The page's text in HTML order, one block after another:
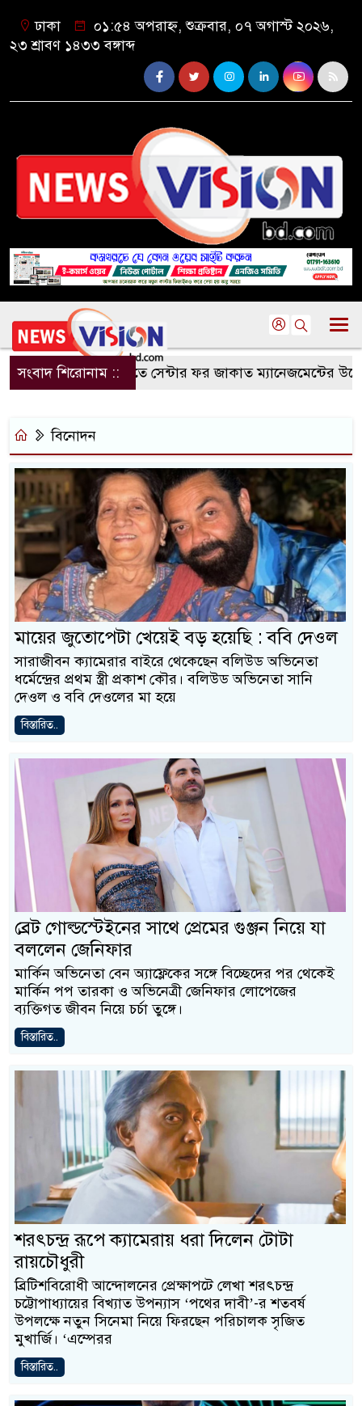
ঢাকা
০১:৫৪ অপরাহ্ন, শুক্রবার, ০৭ অগাস্ট ২০২৬,
২৩ শ্রাবণ ১৪৩৩ বঙ্গাব্দ
সংবাদ শিরোনাম ::কুবিতে সেন্টার ফর জাকাত ম্যানেজমেন্টের উদ্যোগে
বিনোদন
মায়ের জুতোপেটা খেয়েই বড় হয়েছি : ববি দেওল
সারাজীবন ক্যামেরার বাইরে থেকেছেন বলিউড অভিনেতা
ধর্মেন্দ্রের প্রথম স্ত্রী প্রকাশ কৌর। বলিউড অভিনেতা সানি
দেওল ও ববি দেওলের মা হয়ে
বিস্তারিত..
ব্রেট গোল্ডস্টেইনের সাথে প্রেমের গুঞ্জন নিয়ে যা
বললেন জেনিফার
মার্কিন অভিনেতা বেন অ্যাফ্লেকের সঙ্গে বিচ্ছেদের পর থেকেই
মার্কিন পপ তারকা ও অভিনেত্রী জেনিফার লোপেজের
ব্যক্তিগত জীবন নিয়ে চর্চা তুঙ্গে।
বিস্তারিত..
শরৎচন্দ্র রূপে ক্যামেরায় ধরা দিলেন টোটা
রায়চৌধুরী
ব্রিটিশবিরোধী আন্দোলনের প্রেক্ষাপটে লেখা শরৎচন্দ্র
চট্টোপাধ্যায়ের বিখ্যাত উপন্যাস ‘পথের দাবী’-র শতবর্ষ
উপলক্ষে নতুন সিনেমা নিয়ে ফিরছেন পরিচালক সৃজিত
মুখার্জি। ‘এম্পেরর
বিস্তারিত..